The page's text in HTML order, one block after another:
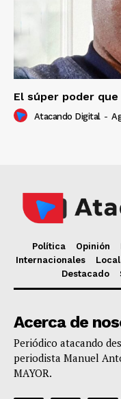
El súper poder
Atacando Digital -
Política Opinión
Internacionales
Destacado
Acerca de
Periódico atacando
periodista Manuel
MAYOR.